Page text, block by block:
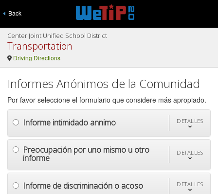
Back
Center Joint Unified School District
Transportation
Driving Directions
Informes Anónimos de la Comunidad
Por favor seleccione el formulario que considere más apropiado.
Informe intimidado annimo DETALLES
Preocupación por uno mismo u otro
informe
DETALLES
Informe de discriminación o acoso DETALLES